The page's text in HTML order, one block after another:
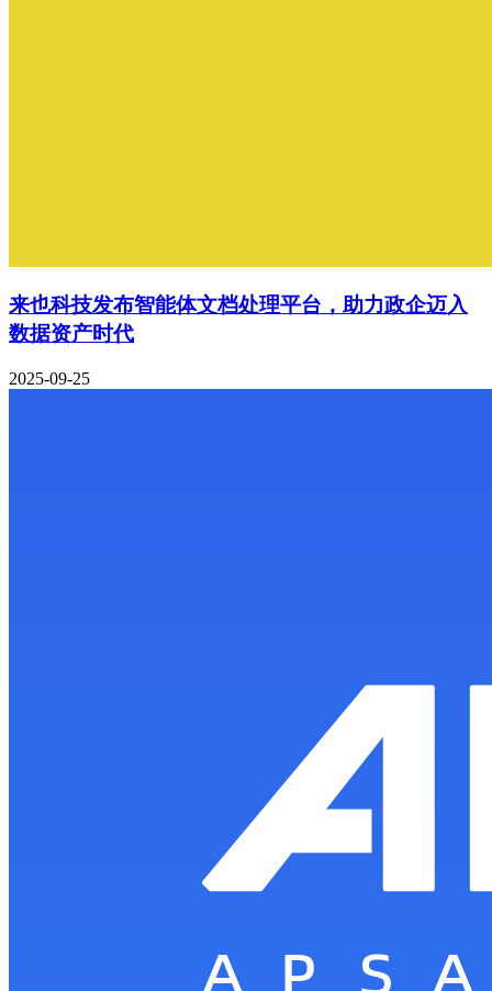
来也科技发布智能体文档处理平台，助力政企迈入
数据资产时代
2025-09-25